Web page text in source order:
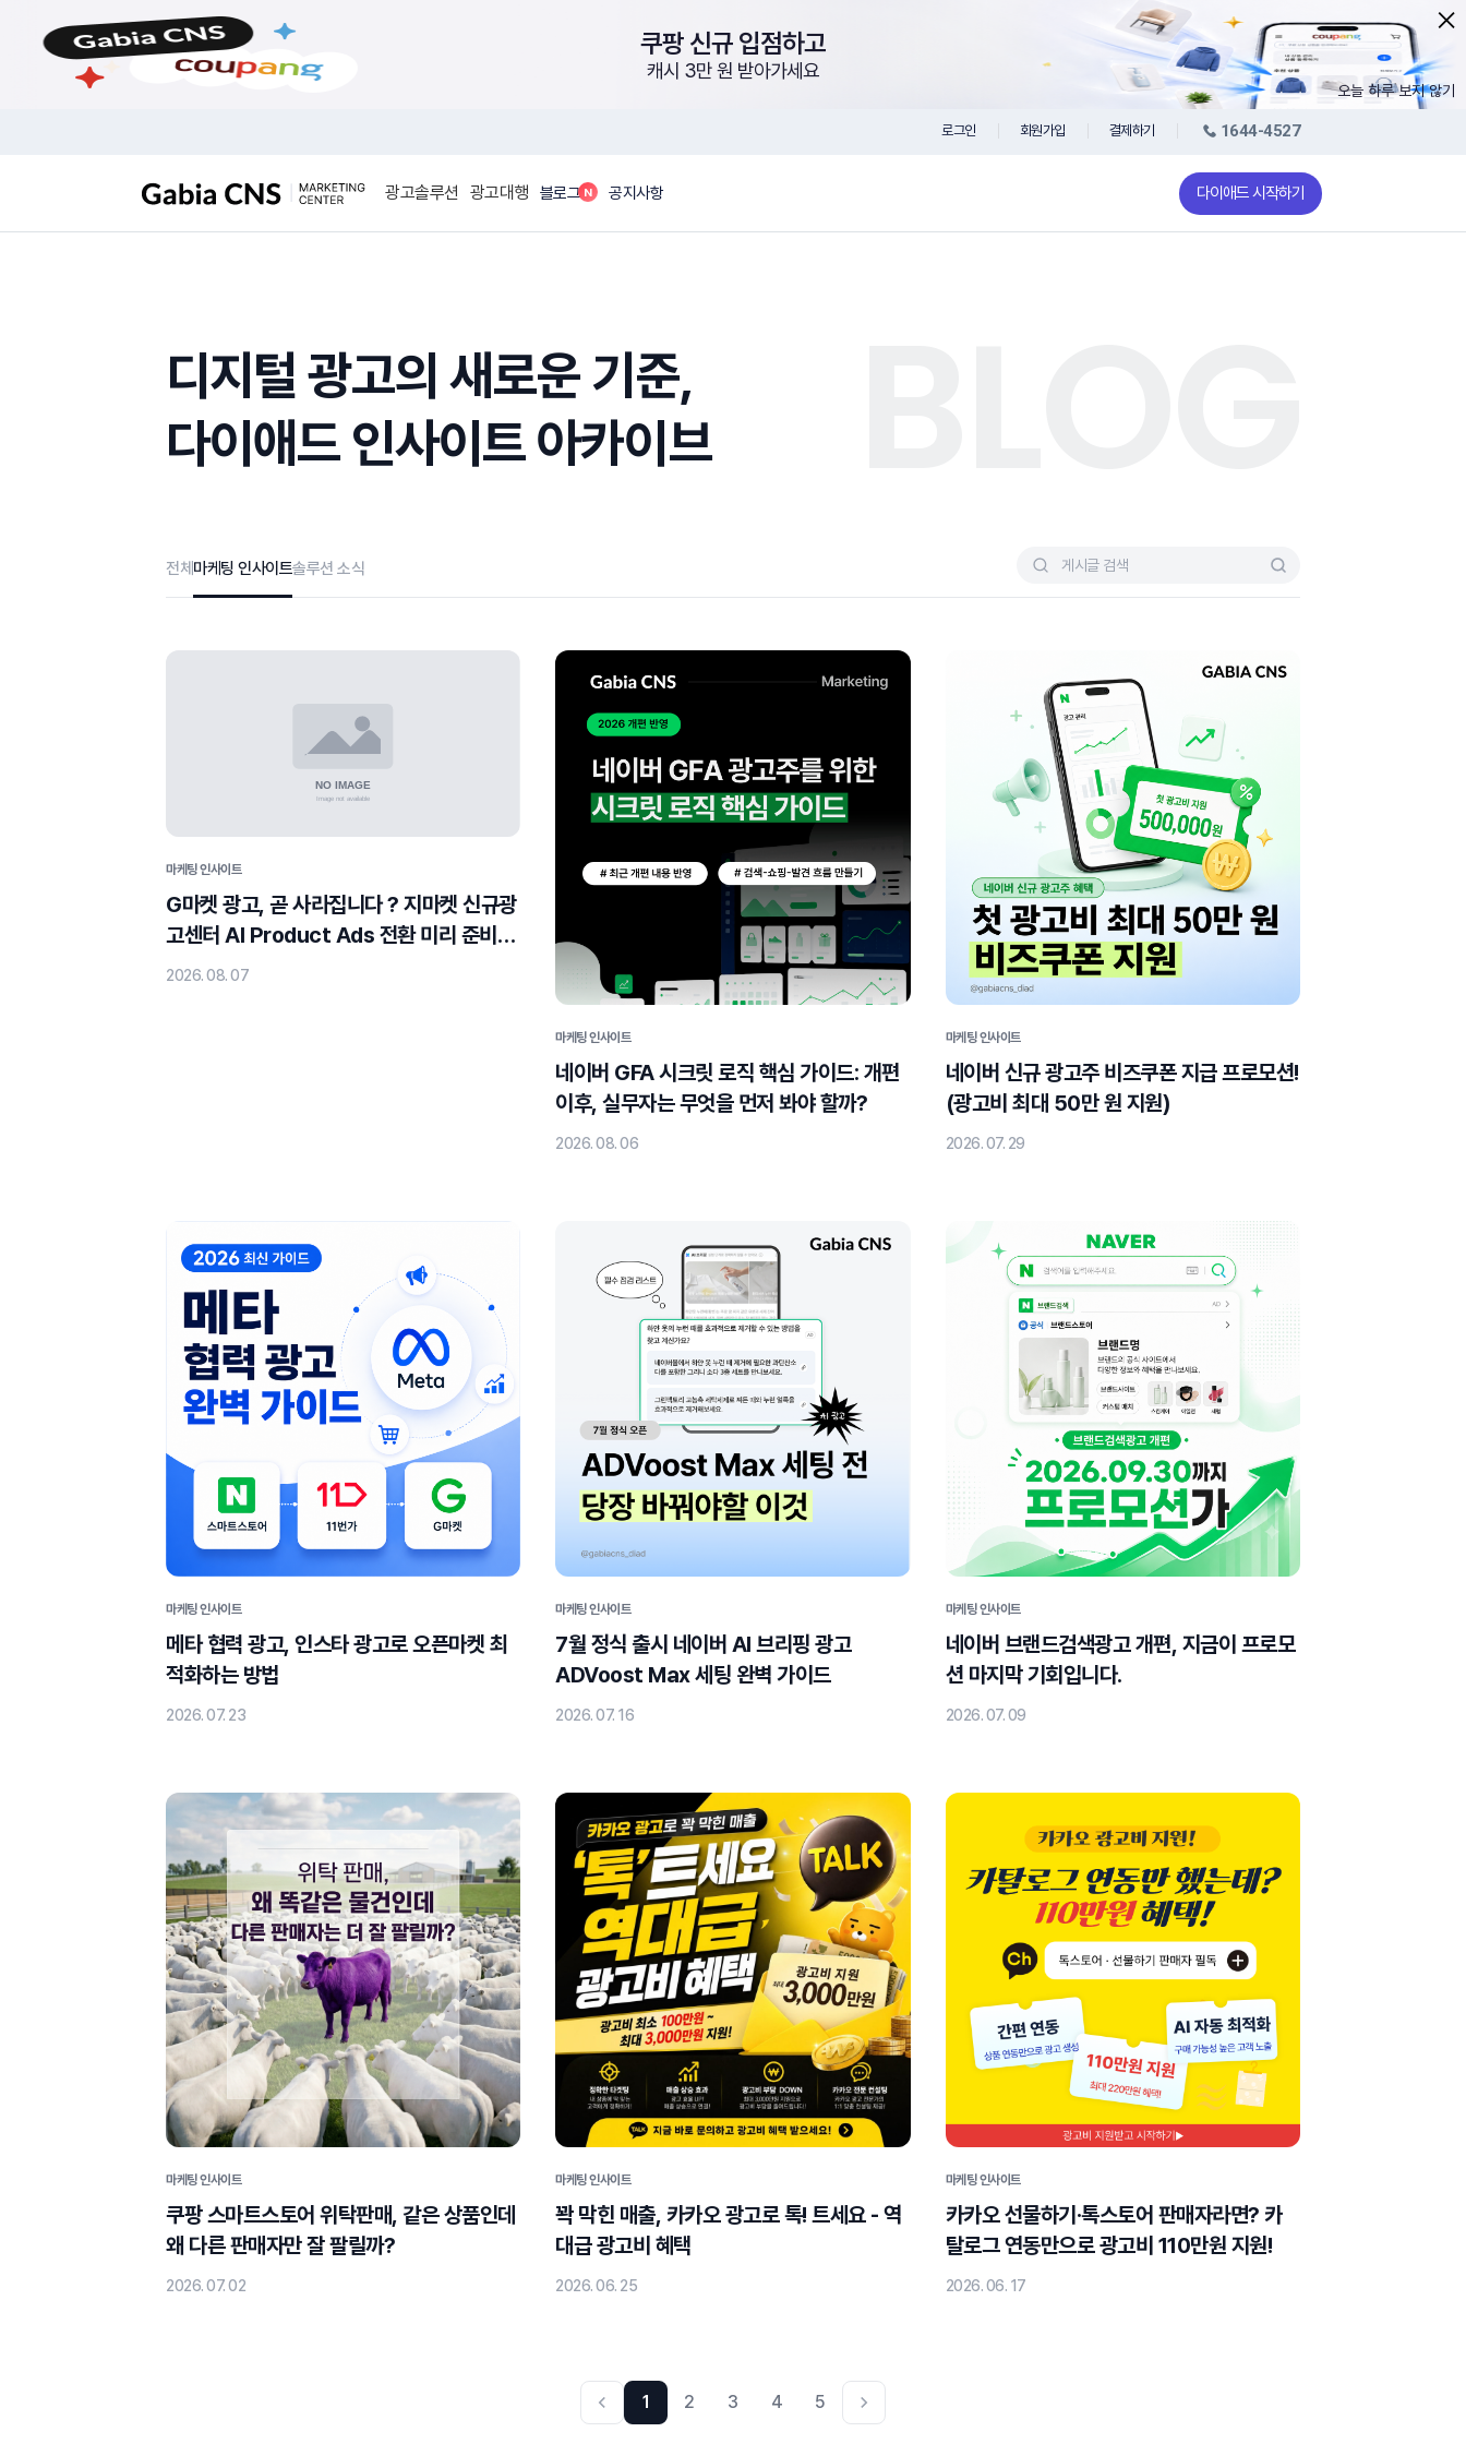
쿠팡 신규 입점하고
캐시 3만 원 받아가세요
오늘 하루 보지 않기
로그인 회원가입 결제하기 1644-4527
광고솔루션 광고대행 블로그 N 공지사항 다이애드 시작하기
디지털 광고의 새로운 기준,
다이애드 인사이트 아카이브
전체 마케팅 인사이트솔루션 소식
마케팅 인사이트
G마켓 광고, 곧 사라집니다 ? 지마켓 신규광
고센터 AI Product Ads 전환 미리 준비하
셨나요?
2026. 08. 07
마케팅 인사이트
네이버 GFA 시크릿 로직 핵심 가이드: 개편
이후, 실무자는 무엇을 먼저 봐야 할까?
2026. 08. 06
마케팅 인사이트
네이버 신규 광고주 비즈쿠폰 지급 프로모션!
(광고비 최대 50만 원 지원)
2026. 07. 29
마케팅 인사이트
메타 협력 광고, 인스타 광고로 오픈마켓 최
적화하는 방법
2026. 07. 23
마케팅 인사이트
7월 정식 출시 네이버 AI 브리핑 광고
ADVoost Max 세팅 완벽 가이드
2026. 07. 16
마케팅 인사이트
네이버 브랜드검색광고 개편, 지금이 프로모
션 마지막 기회입니다.
2026. 07. 09
마케팅 인사이트
쿠팡 스마트스토어 위탁판매, 같은 상품인데
왜 다른 판매자만 잘 팔릴까?
2026. 07. 02
마케팅 인사이트
꽉 막힌 매출, 카카오 광고로 톡! 트세요 - 역
대급 광고비 혜택
2026. 06. 25
마케팅 인사이트
카카오 선물하기·톡스토어 판매자라면? 카
탈로그 연동만으로 광고비 110만원 지원!
2026. 06. 17
1 2 3 4 5